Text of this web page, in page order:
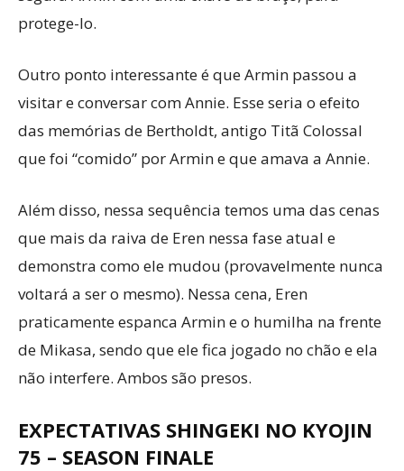
protege-lo.
Outro ponto interessante é que Armin passou a
visitar e conversar com Annie. Esse seria o efeito
das memórias de Bertholdt, antigo Titã Colossal
que foi “comido” por Armin e que amava a Annie.
Além disso, nessa sequência temos uma das cenas
que mais da raiva de Eren nessa fase atual e
demonstra como ele mudou (provavelmente nunca
voltará a ser o mesmo). Nessa cena, Eren
praticamente espanca Armin e o humilha na frente
de Mikasa, sendo que ele fica jogado no chão e ela
não interfere. Ambos são presos.
EXPECTATIVAS SHINGEKI NO KYOJIN
75 – SEASON FINALE